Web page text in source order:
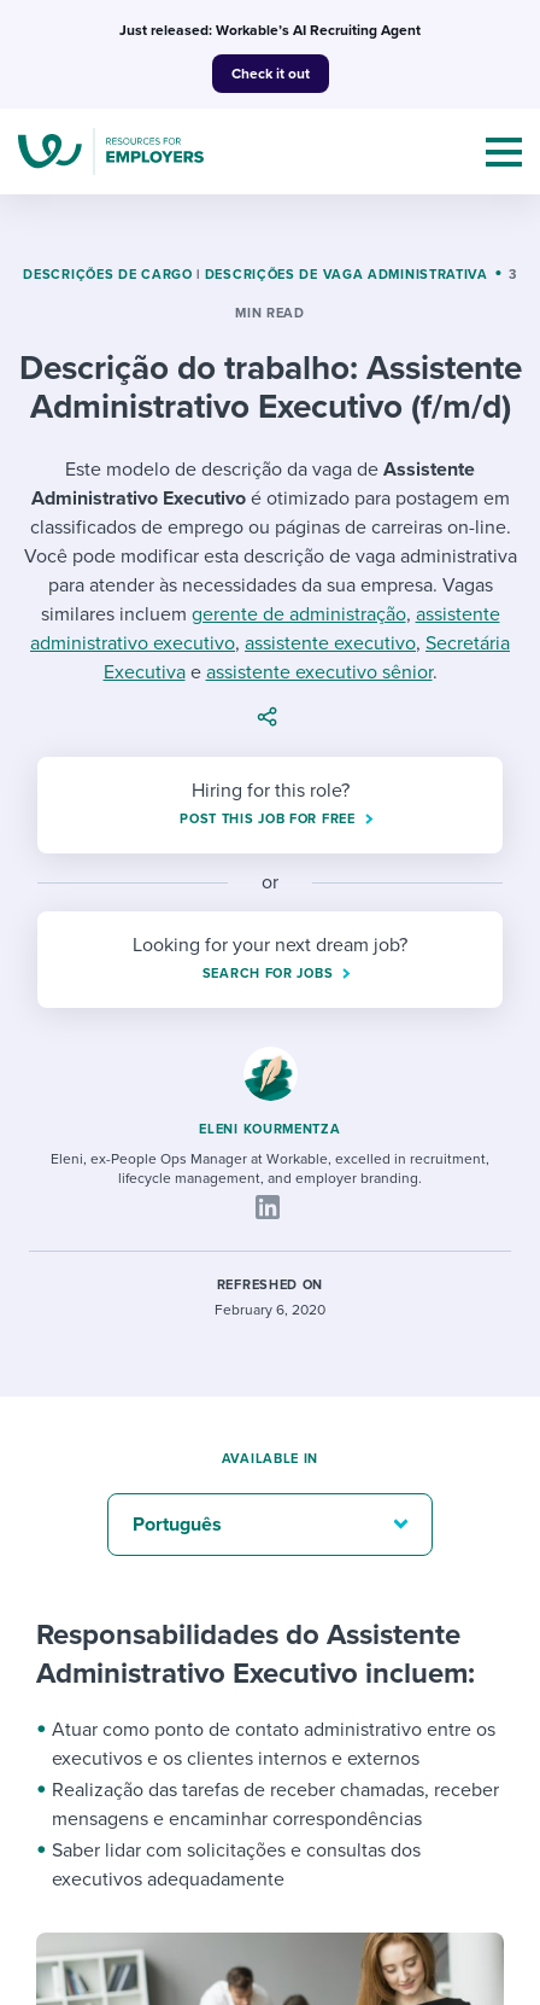
Just released: Workable’s AI Recruiting Agent
Check it out
Mobilizing AI in my work
Evaluating candidates
Working together with others
Maintaining hiring pipelines
Developing & retaining people
Finding and attracting people
Candidate/employee experiences
Templates & Guides
I WANT...
Job description templates
Interview question templates
Policy templates
Onboarding checklists
Step-by-step tutorials
Free ebooks & reports
I WANT TO LEARN ABOUT...
Applying for a job
Interview process
Pay & benefits
Career development
Modern working life
Attend webinars & events
Workable customer stories
Explore Workable
Start a free trial
DESCRIÇÕES DE CARGO | DESCRIÇÕES DE VAGA ADMINISTRATIVA 3
MIN READ
Descrição do trabalho: Assistente
Administrativo Executivo (f/m/d)
Este modelo de descrição da vaga de Assistente
Administrativo Executivoé otimizado para postagem em
classificados de emprego ou páginas de carreiras on-line.
Você pode modificar esta descrição de vaga administrativa
para atender às necessidades da sua empresa. Vagas
similares incluem gerente de administração, assistente
administrativo executivo, assistente executivo, Secretária
Executivae assistente executivo sênior.
Hiring for this role?
POST THIS JOB FOR FREE
or
Looking for your next dream job?
SEARCH FOR JOBS
ELENI KOURMENTZA
Eleni, ex-People Ops Manager at Workable, excelled in recruitment,
lifecycle management, and employer branding.
REFRESHED ON
February 6, 2020
Responsabilidades do Assistente
Administrativo Executivo incluem:
Atuar como ponto de contato administrativo entre os
executivos e os clientes internos e externos
Realização das tarefas de receber chamadas, receber
mensagens e encaminhar correspondências
Saber lidar com solicitações e consultas dos
executivos adequadamente
AVAILABLE IN
Português